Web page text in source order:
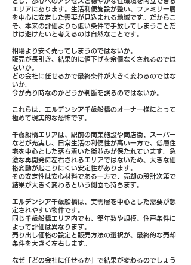
エリアにあります。生活利便施設が整い、ファミリー層
を中心に安定した需要が見込まれる地域です。だからこ
そ、本来の評価よりも低い条件で手放してしまうことだ
けは避けたいと考えるのは自然なことです。
相場より安く売ってしまうのではないか。
販売が長引き、結果的に値下げを余儀なくされるのでは
ないか。
どの会社に任せるかで最終条件が大きく変わるのではな
いか。
今が売り時なのかどうか判断を誤るのではないか。
これらは、エルデンシア千歳船橋のオーナー様にとって
極めて現実的な恐怖です。
千歳船橋エリアは、駅前の商業施設や商店街、スーパー
などが充実し、日常生活の利便性が高い一方で、低層住
宅を中心とした落ち着いた街並みが保たれています。急
激な再開発に左右されるエリアではないため、大きな価
格変動が起こりにくい安定性があります。
その安定性は安心材料である一方で、売却の設計次第で
結果が大きく変わるという側面も持ちます。
エルデンシア千歳船橋は、実需層を中心とした需要が想
定されやすい物件です。
同じ千歳船橋エリア内でも、築年数や規模、住戸条件に
よって評価は異なります。
売り出し価格の設定と販売方法の選択が、最終的な売却
条件を大きく左右します。
なぜ「どの会社に任せるか」で結果が変わるのでしょう